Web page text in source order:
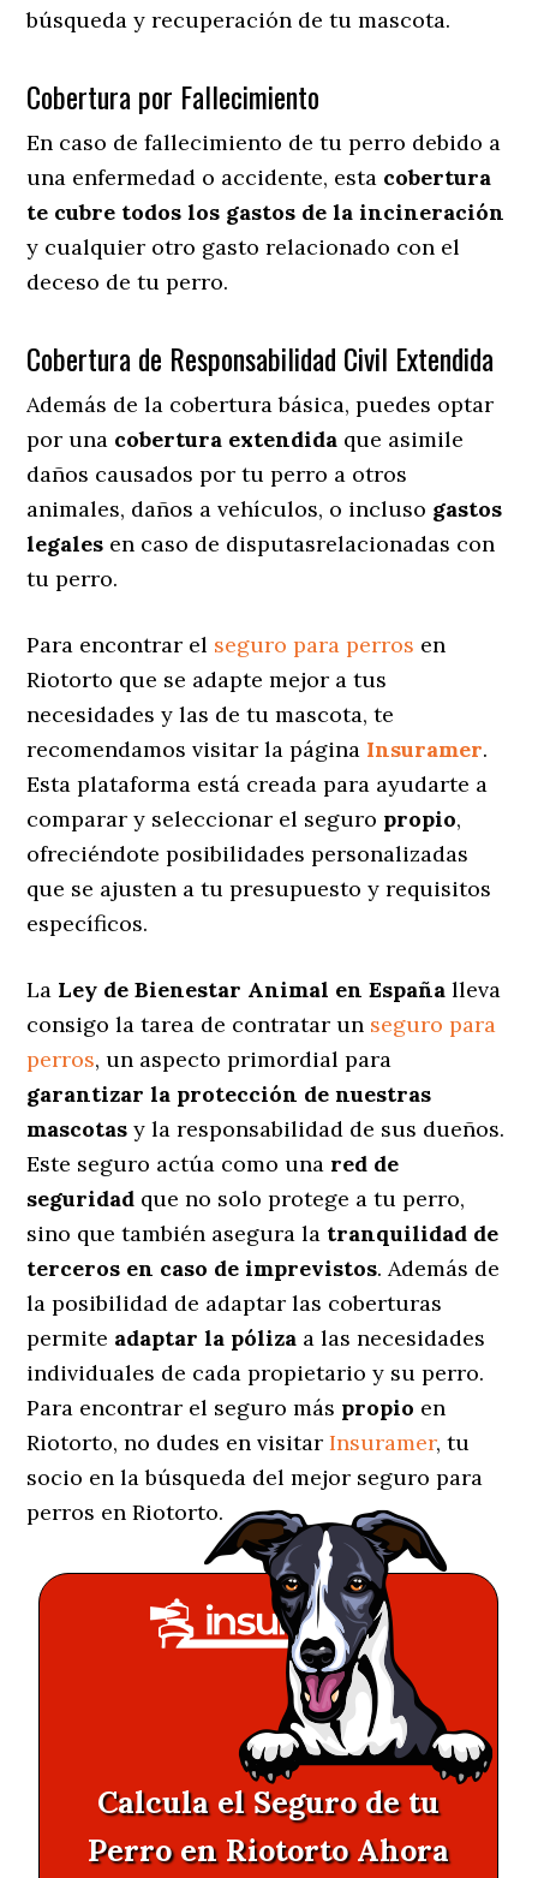
búsqueda y recuperación de tu mascota.
Cobertura por Fallecimiento
En caso de fallecimiento de tu perro debido a
una enfermedad o accidente, esta cobertura
te cubre todos los gastos de la incineración
y cualquier otro gasto relacionado con el
deceso de tu perro.
Cobertura de Responsabilidad Civil Extendida
Además de la cobertura básica, puedes optar
por una cobertura extendida que asimile
daños causados por tu perro a otros
animales, daños a vehículos, o incluso gastos
legales en caso de disputasrelacionadas con
tu perro.
Para encontrar el seguro para perros en
Riotorto que se adapte mejor a tus
necesidades y las de tu mascota, te
recomendamos visitar la página Insuramer.
Esta plataforma está creada para ayudarte a
comparar y seleccionar el seguro propio,
ofreciéndote posibilidades personalizadas
que se ajusten a tu presupuesto y requisitos
específicos.
La Ley de Bienestar Animal en España lleva
consigo la tarea de contratar un seguro para
perros, un aspecto primordial para
garantizar la protección de nuestras
mascotas y la responsabilidad de sus dueños.
Este seguro actúa como una red de
seguridad que no solo protege a tu perro,
sino que también asegura la tranquilidad de
terceros en caso de imprevistos. Además de
la posibilidad de adaptar las coberturas
permite adaptar la póliza a las necesidades
individuales de cada propietario y su perro.
Para encontrar el seguro más propio en
Riotorto, no dudes en visitarInsuramer, tu
socio en la búsqueda del mejor seguro para
perros en Riotorto.
Calcula el Seguro de tu
Perro en Riotorto Ahora